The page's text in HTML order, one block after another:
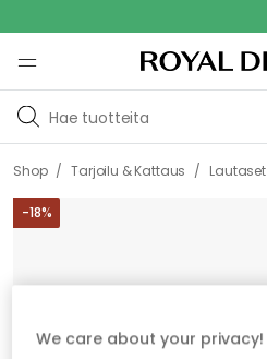
Shop / Tarjoilu & Kattaus / Lautaset
-18%
We care about your privacy!